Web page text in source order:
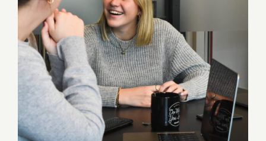
Comunicare efficacemente